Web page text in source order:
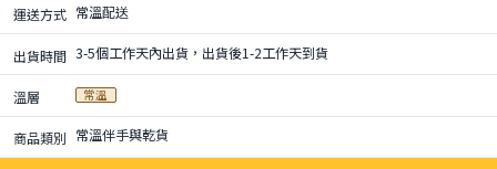
運送方式 常溫配送
出貨時間 3-5個工作天內出貨，出貨後1-2工作天到貨
溫層 常溫
商品類別 常溫伴手與乾貨